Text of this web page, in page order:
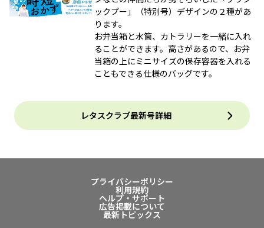
ックプー」（特別号）デザインの２種があ
ります。
お弁当箱と水筒、カトラリーを一緒に入れ
ることができます。高さがあるので、お弁
当箱の上にミニサイズの保存容器を入れる
こともできる仕様のバッグです。
レタスクラブ最新号詳細
プライバシーポリシー
利用規約
ヘルプ・サポート
広告掲載について
最新トピックス